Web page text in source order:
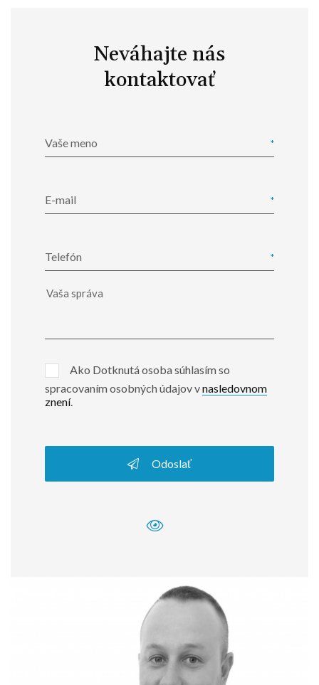
Neváhajte nás
kontaktovať
Vaše meno
E-mail
Telefón
Ako Dotknutá osoba súhlasím so
spracovaním osobných údajov vnasledovnom
znení.
Odoslať